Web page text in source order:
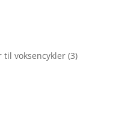
til voksencykler (3)